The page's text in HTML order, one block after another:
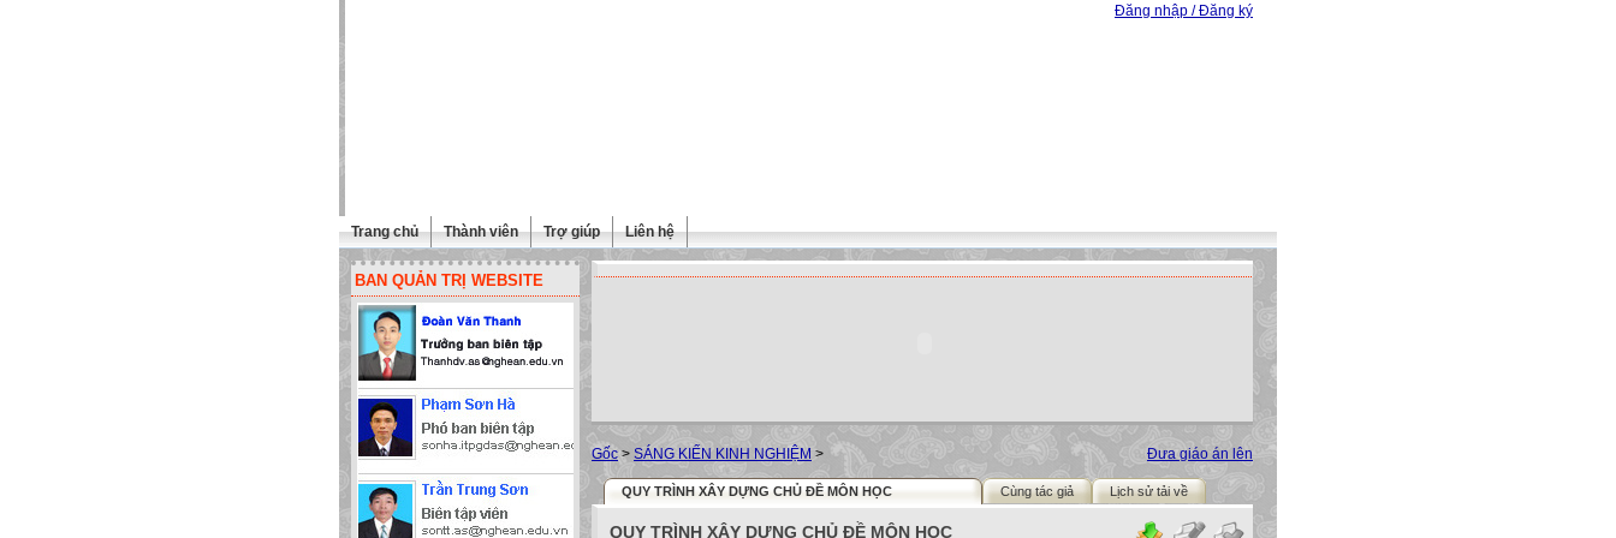
Đăng nhập / Đăng ký
Trang chủ Thành viên Trợ giúp Liên hệ
BAN QUẢN TRỊ WEBSITE
Đưa giáo án lên
Gốc> SÁNG KIẾN KINH NGHIỆM >
QUY TRÌNH XÂY DỰNG CHỦ ĐỀ MÔN HỌC Cùng tác giả Lịch sử tải về
QUY TRÌNH XÂY DỰNG CHỦ ĐỀ MÔN HỌC